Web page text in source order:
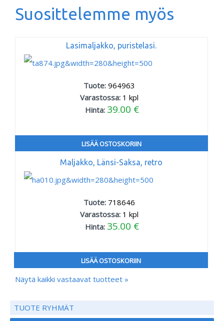
Suosittelemme myös
Lasimaljakko, puristelasi.
Tuote: 964963
Varastossa: 1 kpl
Hinta: 39.00 €
LISÄÄ OSTOSKORIIN
Maljakko, Länsi-Saksa, retro
Tuote: 718646
Varastossa: 1 kpl
Hinta: 35.00 €
LISÄÄ OSTOSKORIIN
Näytä kaikki vastaavat tuotteet »
TUOTE RYHMÄT